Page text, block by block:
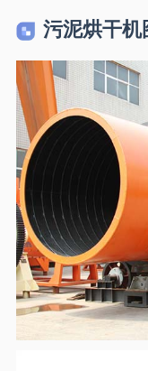
污泥烘干机